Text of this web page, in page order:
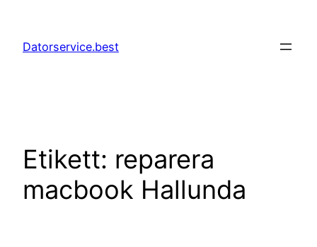
innehåll
Datorservice.best
Etikett: reparera
macbook Hallunda